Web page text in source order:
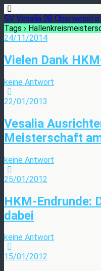
SV Vesalia 08 Oberwesel
Tags ›
24/11/2014
Vielen Dank
keine Antwort
22/01/2013
Vesalia
Meisterschaft
keine Antwort
25/01/2012
HKM-Endrunde:
dabei
keine Antwort
15/01/2012